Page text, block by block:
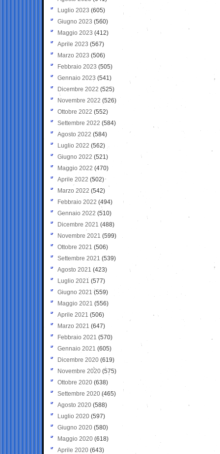
Luglio 2023 (605)
Giugno 2023 (560)
Maggio 2023 (412)
Aprile 2023 (567)
Marzo 2023 (506)
Febbraio 2023 (505)
Gennaio 2023 (541)
Dicembre 2022 (525)
Novembre 2022 (526)
Ottobre 2022 (552)
Settembre 2022 (584)
Agosto 2022 (584)
Luglio 2022 (562)
Giugno 2022 (521)
Maggio 2022 (470)
Aprile 2022 (502)
Marzo 2022 (542)
Febbraio 2022 (494)
Gennaio 2022 (510)
Dicembre 2021 (488)
Novembre 2021 (599)
Ottobre 2021 (506)
Settembre 2021 (539)
Agosto 2021 (423)
Luglio 2021 (577)
Giugno 2021(559)
Maggio 2021 (556)
Aprile 2021 (506)
Marzo 2021 (647)
Febbraio 2021 (570)
Gennaio 2021 (605)
Dicembre 2020 (619)
Novembre 2020 (575)
Ottobre 2020 (638)
Settembre 2020(465)
Agosto 2020 (588)
Luglio 2020 (597)
Giugno 2020 (580)
Maggio 2020 (618)
Aprile 2020 (643)